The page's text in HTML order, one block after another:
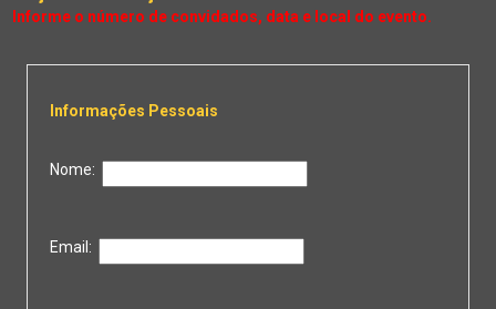
Informações Pessoais
Nome:
Email: